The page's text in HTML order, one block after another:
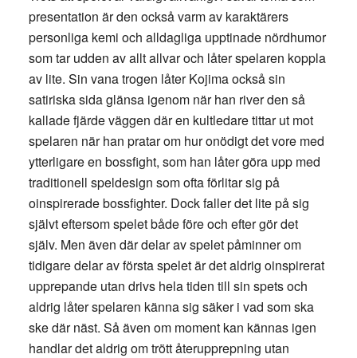
presentation är den också varm av karaktärers
personliga kemi och alldagliga upptinade nördhumor
som tar udden av allt allvar och låter spelaren koppla
av lite. Sin vana trogen låter Kojima också sin
satiriska sida glänsa igenom när han river den så
kallade fjärde väggen där en kultledare tittar ut mot
spelaren när han pratar om hur onödigt det vore med
ytterligare en bossfight, som han låter göra upp med
traditionell speldesign som ofta förlitar sig på
oinspirerade bossfighter. Dock faller det lite på sig
självt eftersom spelet både före och efter gör det
själv. Men även där delar av spelet påminner om
tidigare delar av första spelet är det aldrig oinspirerat
upprepande utan drivs hela tiden till sin spets och
aldrig låter spelaren känna sig säker i vad som ska
ske där näst. Så även om moment kan kännas igen
handlar det aldrig om trött återupprepning utan